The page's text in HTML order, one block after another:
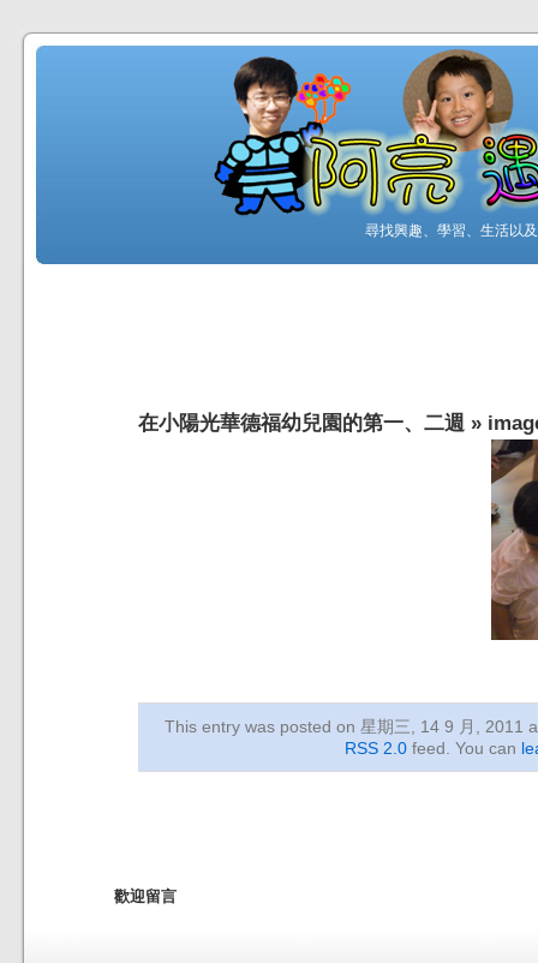
尋找興趣、學習、生活以
在小陽光華德福幼兒園的第一、二週 »
This entry was posted on 星期三, 14 9 月, 2011
RSS 2.0feed. You can
歡迎留言